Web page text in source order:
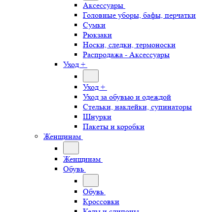
Аксессуары
Головные уборы, бафы, перчатки
Сумки
Рюкзаки
Носки, следки, термоноски
Распродажа - Аксессуары
Уход +
Уход +
Уход за обувью и одеждой
Стельки, наклейки, супинаторы
Шнурки
Пакеты и коробки
Женщинам
Женщинам
Обувь
Обувь
Кроссовки